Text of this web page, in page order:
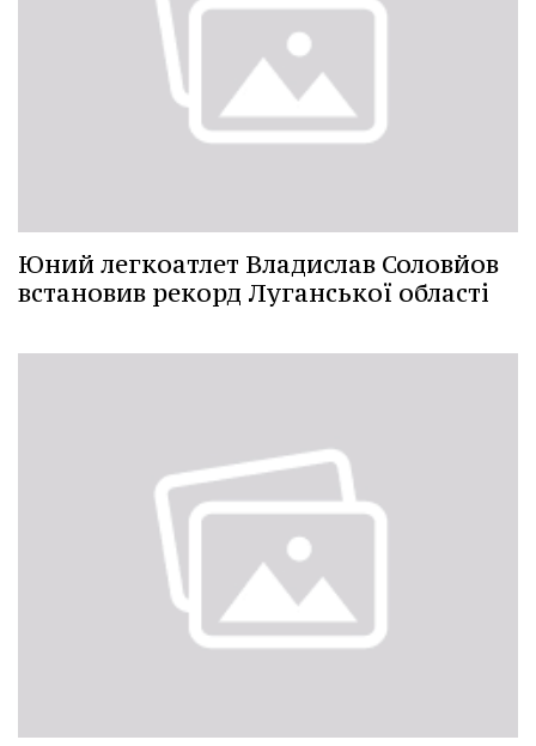
Юний легкоатлет Владислав Соловйов
встановив рекорд Луганської області